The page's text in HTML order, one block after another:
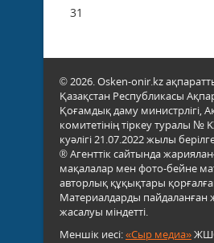
31
© 2026. Osken-onir.kz
Қазақстан Республикасы
Қоғамдық даму министрлігі,
комитетінің тіркеу туралы №
куәлігі 21.07.2022 жылы
® Агенттік сайтында
мақалалар мен фото-бейне
авторлық құқықтары
Материалдарды пайдаланған
жасалуы міндетті.
Меншік иесі:«Сыр медиа»